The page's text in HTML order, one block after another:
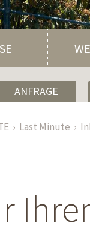
ANFRAGE
Last Minute